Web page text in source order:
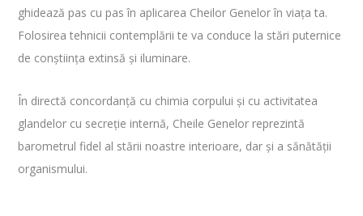
ghidează pas cu pas în aplicarea Cheilor Genelor în viața ta.
Folosirea tehnicii contemplării te va conduce la stări puternice
de conștiința extinsă și iluminare.
În directă concordanță cu chimia corpului și cu activitatea
glandelor cu secreție internă, Cheile Genelor reprezintă
barometrul fidel al stării noastre interioare, dar și a sănătății
organismului.